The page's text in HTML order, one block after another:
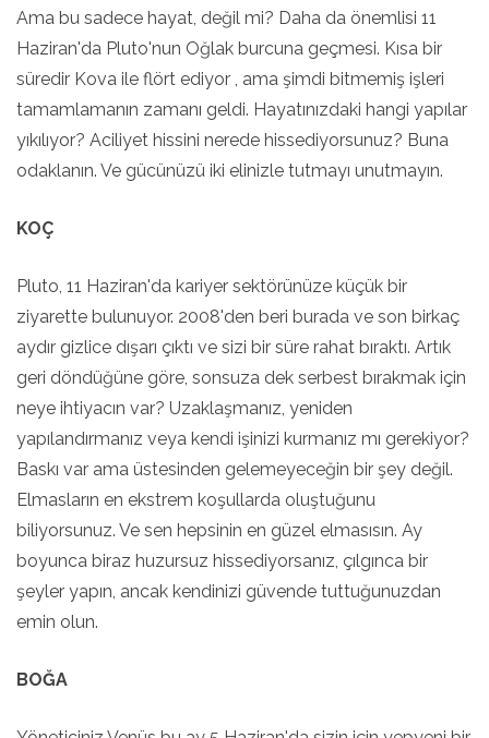
Ama bu sadece hayat, değil mi? Daha da önemlisi 11
Haziran'da Pluto'nun Oğlak burcuna geçmesi. Kısa bir
süredir Kova ile flört ediyor , ama şimdi bitmemiş işleri
tamamlamanın zamanı geldi. Hayatınızdaki hangi yapılar
yıkılıyor? Aciliyet hissini nerede hissediyorsunuz? Buna
odaklanın. Ve gücünüzü iki elinizle tutmayı unutmayın.
KOÇ
Pluto, 11 Haziran'da kariyer sektörünüze küçük bir
ziyarette bulunuyor. 2008'den beri burada ve son birkaç
aydır gizlice dışarı çıktı ve sizi bir süre rahat bıraktı. Artık
geri döndüğüne göre, sonsuza dek serbest bırakmak için
neye ihtiyacın var? Uzaklaşmanız, yeniden
yapılandırmanız veya kendi işinizi kurmanız mı gerekiyor?
Baskı var ama üstesinden gelemeyeceğin bir şey değil.
Elmasların en ekstrem koşullarda oluştuğunu
biliyorsunuz. Ve sen hepsinin en güzel elmasısın. Ay
boyunca biraz huzursuz hissediyorsanız, çılgınca bir
şeyler yapın, ancak kendinizi güvende tuttuğunuzdan
emin olun.
BOĞA